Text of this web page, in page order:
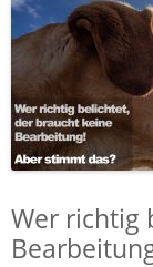
Wer richtig